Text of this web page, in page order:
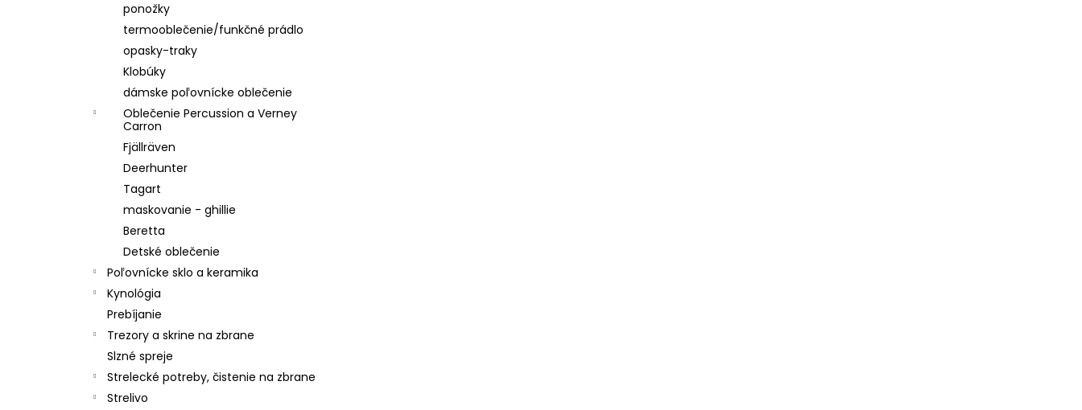
ponožky
termooblečenie/funkčné prádlo
opasky-traky
Klobúky
dámske poľovnícke oblečenie
Oblečenie Percussion a Verney
Carron
Fjällräven
Deerhunter
Tagart
maskovanie - ghillie
Beretta
Detské oblečenie
Poľovnícke sklo a keramika
Kynológia
Prebíjanie
Trezory a skrine na zbrane
Slzné spreje
Strelecké potreby, čistenie na zbrane
Strelivo